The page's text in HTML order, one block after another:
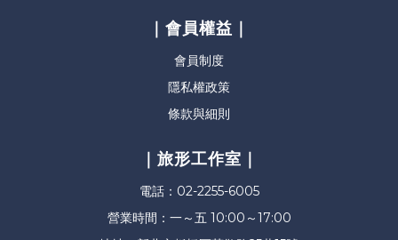
｜會員權益｜
會員制度
隱私權政策
條款與細則
｜旅形工作室｜
電話：02-2255-6005
營業時間：一～五 10:00～17:00